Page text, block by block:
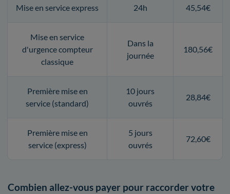
Mise en service express 24h 45,54€
Mise en service
d'urgence compteur
classique
Dans la
journée
180,56€
Première mise en
service (standard)
10 jours
ouvrés
28,84€
Première mise en
service (express)
5 jours
ouvrés
72,60€
Combien allez-vous payer pour raccorder votre